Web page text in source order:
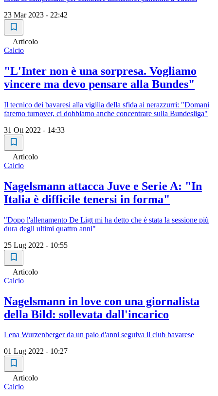
23 Mar 2023 - 22:42
Articolo
Calcio
"L'Inter non è una sorpresa. Vogliamo
vincere ma devo pensare alla Bundes"
Il tecnico dei bavaresi alla vigilia della sfida ai nerazzurri: "Domani
faremo turnover, ci dobbiamo anche concentrare sulla Bundesliga"
31 Ott 2022 - 14:33
Articolo
Calcio
Nagelsmann attacca Juve e Serie A: "In
Italia è difficile tenersi in forma"
"Dopo l'allenamento De Ligt mi ha detto che è stata la sessione più
dura degli ultimi quattro anni"
25 Lug 2022 - 10:55
Articolo
Calcio
Nagelsmann in love con una giornalista
della Bild: sollevata dall'incarico
Lena Wurzenberger da un paio d'anni seguiva il club bavarese
01 Lug 2022 - 10:27
Articolo
Calcio